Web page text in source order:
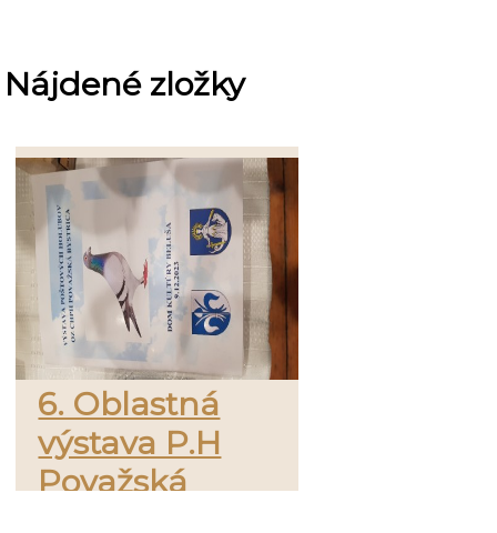
Nájdené zložky
6. Oblastná
výstava P.H
Považská